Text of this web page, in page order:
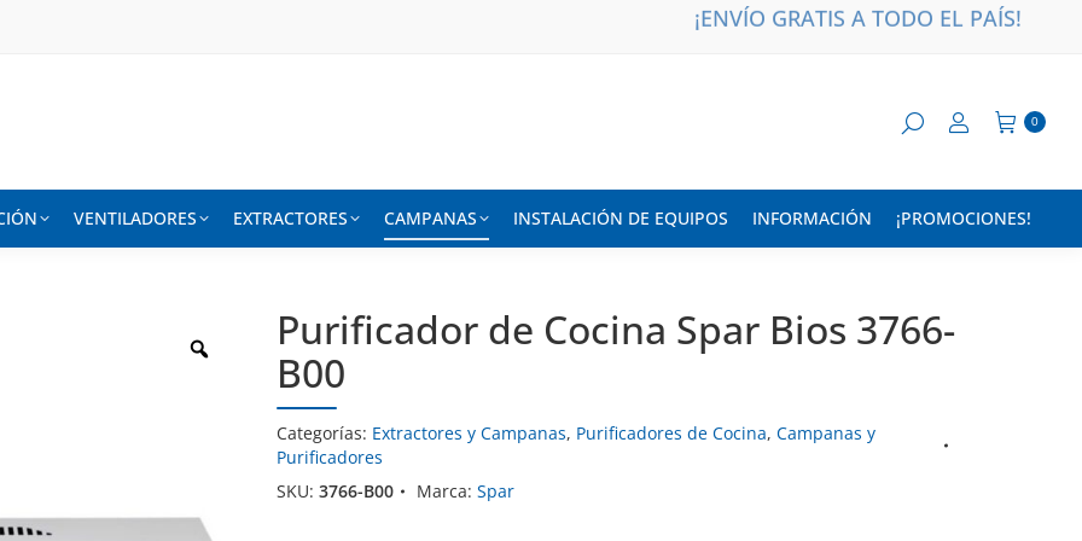
0
VENTILADORES EXTRACTORES CAMPANAS INSTALACIÓN DE EQUIPOS INFORMACIÓN ¡PROMOCIONES!
Purificador de Cocina Spar Bios 3766-
B00
Categorías: Extractores y Campanas, Purificadores de Cocina,Campanas y
Purificadores
SKU:3766-B00 Marca:Spar